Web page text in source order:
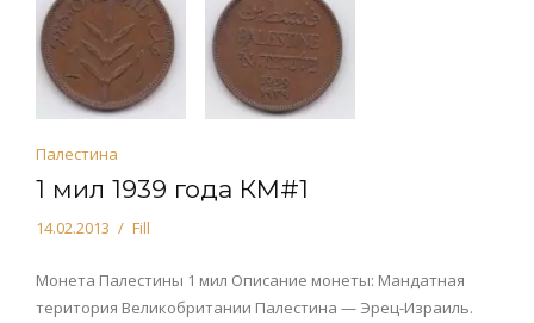
Палестина
1 мил 1939 года КМ#1
14.02.2013 Fill
Монета Палестины 1 мил Описание монеты: Мандатная
територия Великобритании Палестина — Эрец-Израиль.